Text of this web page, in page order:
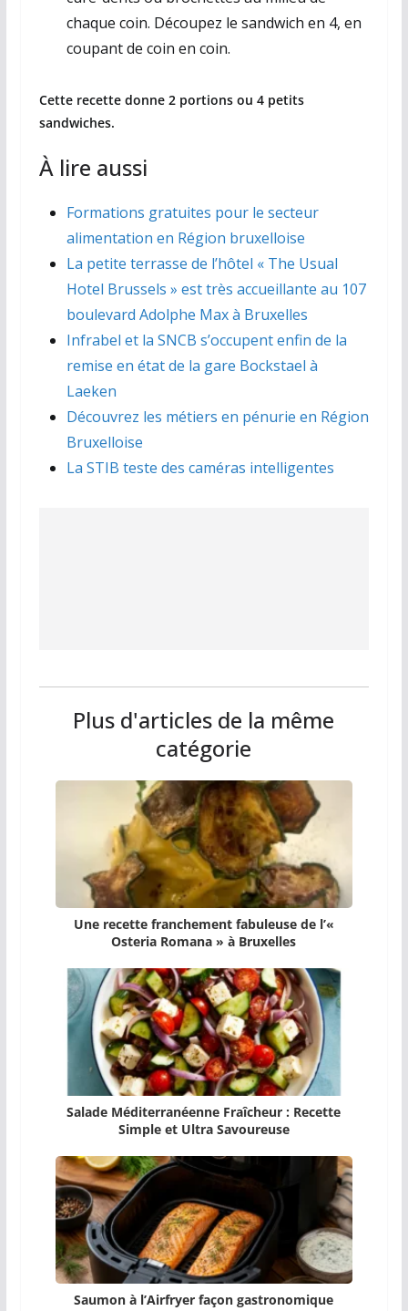
chaque coin. Découpez le sandwich en 4, en
coupant de coin en coin.
Cette recette donne 2 portions ou 4 petits
sandwiches.
À lire aussi
Formations gratuites pour le secteur
alimentation en Région bruxelloise
La petite terrasse de l’hôtel « The Usual
Hotel Brussels » est très accueillante au 107
boulevard Adolphe Max à Bruxelles
Infrabel et la SNCB s’occupent enfin de la
remise en état de la gare Bockstael à
Laeken
Découvrez les métiers en pénurie en Région
Bruxelloise
La STIB teste des caméras intelligentes
Plus d'articles de la même
catégorie
Une recette franchement fabuleuse de l’«
Osteria Romana » à Bruxelles
Salade Méditerranéenne Fraîcheur : Recette
Simple et Ultra Savoureuse
Saumon à l’Airfryer façon gastronomique